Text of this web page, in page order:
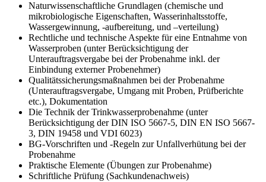
Naturwissenschaftliche Grundlagen (chemische und
mikrobiologische Eigenschaften, Wasserinhaltsstoffe,
Wassergewinnung, -aufbereitung, und –verteilung)
Rechtliche und technische Aspekte für eine Entnahme von
Wasserproben (unter Berücksichtigung der
Unterauftragsvergabe bei der Probenahme inkl. der
Einbindung externer Probenehmer)
Qualitätssicherungsmaßnahmen bei der Probenahme
(Unterauftragsvergabe, Umgang mit Proben, Prüfberichte
etc.), Dokumentation
Die Technik der Trinkwasserprobenahme (unter
Berücksichtigung der DIN ISO 5667-5, DIN EN ISO 5667-
3, DIN 19458 und VDI 6023)
BG-Vorschriften und -Regeln zur Unfallverhütung bei der
Probenahme
Praktische Elemente (Übungen zur Probenahme)
Schriftliche Prüfung (Sachkundenachweis)